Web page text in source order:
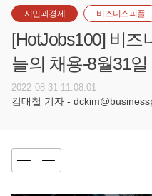
시민과경제 비즈니스피플
[HotJobs100] 비즈
늘의 채용-8월31일
2022-08-31 11:08:01
김대철 기자 -